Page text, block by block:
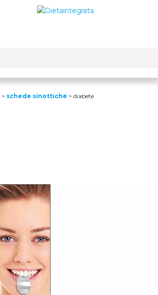
> schede sinottiche > diabete